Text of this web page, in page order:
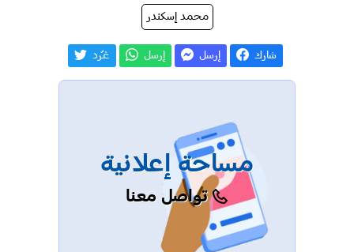
محمد إسكندر
شارك إرسل إرسل غـّرد
مساحة إعلانية
تواصل معنا